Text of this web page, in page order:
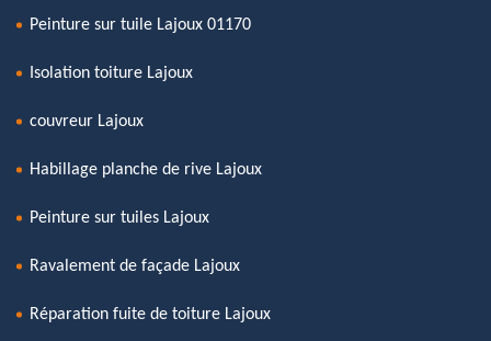
Peinture sur tuile Lajoux 01170
Isolation toiture Lajoux
couvreur Lajoux
Habillage planche de rive Lajoux
Peinture sur tuiles Lajoux
Ravalement de façade Lajoux
Réparation fuite de toiture Lajoux